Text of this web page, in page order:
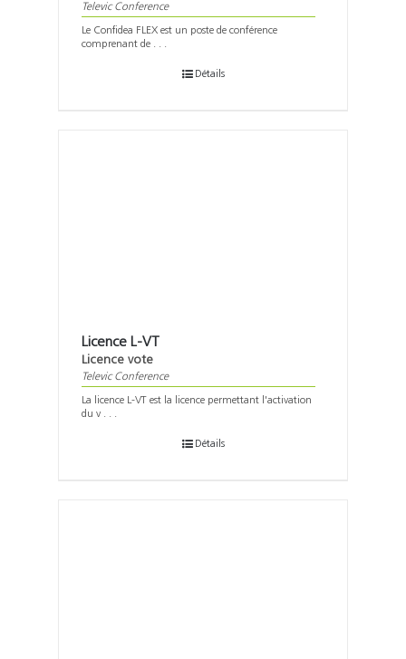
Televic Conference
Le Confidea FLEX est un poste de conférence
comprenant de . . .
Détails
Licence L-VT
Licence vote
Televic Conference
La licence L-VT est la licence permettant l'activation
du v . . .
Détails